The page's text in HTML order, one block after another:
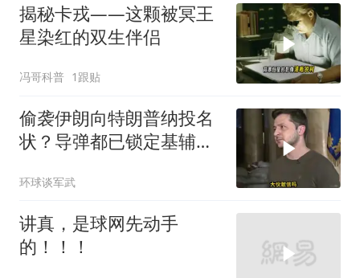
揭秘卡戎——这颗被冥王
星染红的双生伴侣
冯哥科普 1跟贴
偷袭伊朗向特朗普纳投名
状？导弹都已锁定基辅才
豪赌到底有多疯？
环球谈军武
讲真，是球网先动手
的！！！